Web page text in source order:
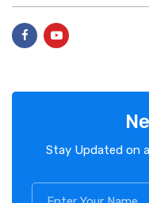
Stay Updated on